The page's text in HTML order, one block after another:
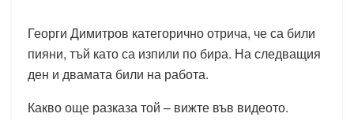
Георги Димитров категорично отрича, че са били
пияни, тъй като са изпили по бира. На следващия
ден и двамата били на работа.
Какво още разказа той – вижте във видеото.